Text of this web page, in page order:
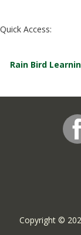
Quick Access:
Rain Bird
Copyright ©